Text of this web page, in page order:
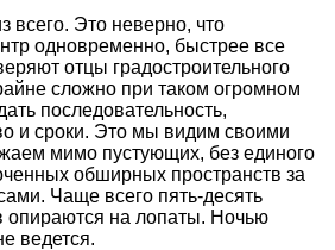
всего. Это неверно, что
одновременно, быстрее все
отцы градостроительного
сложно при таком огромном
последовательность,
и сроки. Это мы видим своими
мимо пустующих, без единого
обширных пространств за
Чаще всего пять-десять
опираются на лопаты. Ночью
ведется.